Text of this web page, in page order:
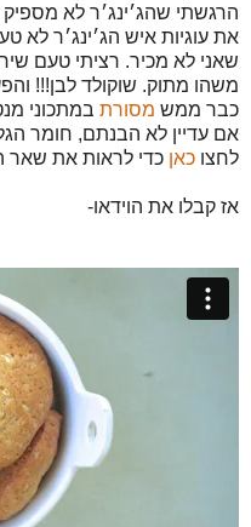
הרגשתי שהג׳ינג׳ר לא מספיק
את עוגיות איש הג׳ינג׳ר לא
שאני לא מכיר. רציתי טעם
משהו מתוק. שוקולד לבן!!!
כבר ממש מסורת במתכוני
אם עדיין לא הבנתם, חומר
לחצו כאן כדי לראות את שאר
אז קבלו את הוידאו-